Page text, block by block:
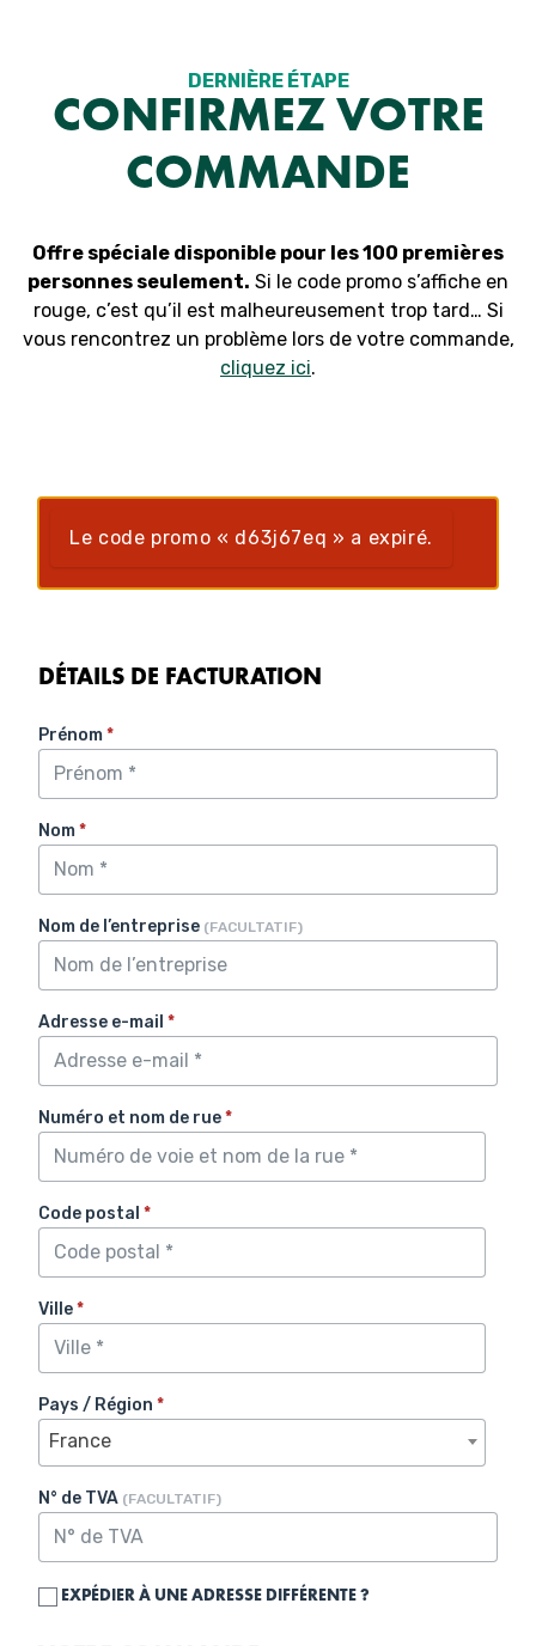
DERNIÈRE ÉTAPE
CONFIRMEZ VOTRE
COMMANDE
Offre spéciale disponible pour les 100 premières
personnes seulement. Si le code promo s’affiche en
rouge, c’est qu’il est malheureusement trop tard… Si
vous rencontrez un problème lors de votre commande,
cliquez ici.
Le code promo « d63j67eq » a expiré.
DÉTAILS DE FACTURATION
Prénom*
Nom*
Nom de l’entreprise (FACULTATIF)
Adresse e-mail *
Numéro et nom de rue*
Code postal *
Ville*
Pays / Région *
France
N° de TVA (FACULTATIF)
EXPÉDIER À UNE ADRESSE DIFFÉRENTE ?